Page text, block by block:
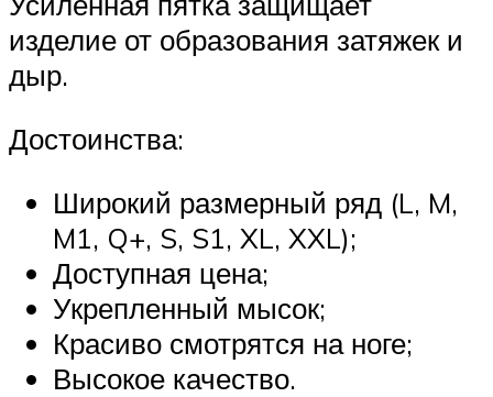
изделие от образования затяжек и
дыр.
Достоинства:
Широкий размерный ряд (L, M,
M1, Q+, S, S1, XL, XXL);
Доступная цена;
Укрепленный мысок;
Красиво смотрятся на ноге;
Высокое качество.